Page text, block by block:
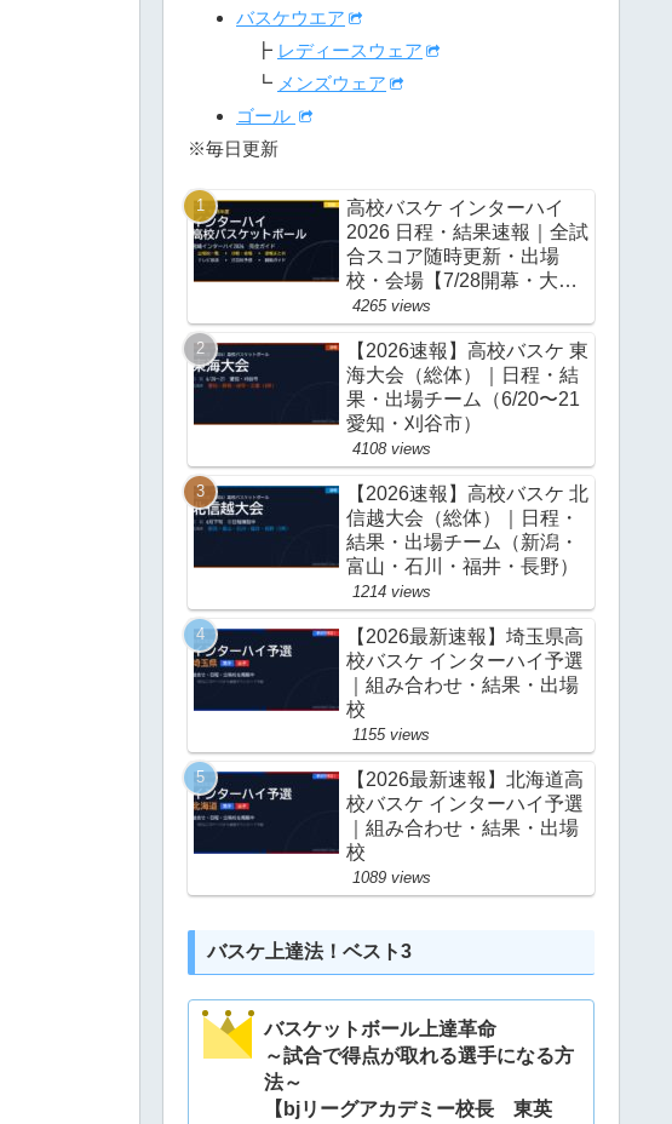
バスケウエア
┣ レディースウェア
┗ メンズウェア
ゴール
※毎日更新
高校バスケ インターハイ
2026 日程・結果速報｜全試
合スコア随時更新・出場
校・会場【7/28開幕・大
阪】
4265 views
【2026速報】高校バスケ 東
海大会（総体）｜日程・結
果・出場チーム（6/20〜21
愛知・刈谷市）
4108 views
【2026速報】高校バスケ 北
信越大会（総体）｜日程・
結果・出場チーム（新潟・
富山・石川・福井・長野）
1214 views
【2026最新速報】埼玉県高
校バスケ インターハイ予選
｜組み合わせ・結果・出場
校
1155 views
【2026最新速報】北海道高
校バスケ インターハイ予選
｜組み合わせ・結果・出場
校
1089 views
バスケ上達法！ベスト3
バスケットボール上達革命
～試合で得点が取れる選手になる方
法～
【bjリーグアカデミー校長 東英